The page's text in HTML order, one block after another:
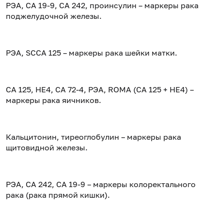
РЭА, CA 19-9, СA 242, проинсулин – маркеры рака
поджелудочной железы.
РЭА, SCCA 125 – маркеры рака шейки матки.
CA 125, HE4, CA 72-4, РЭА, ROMA (CA 125 + HE4) –
маркеры рака яичников.
Кальцитонин, тиреоглобулин – маркеры рака
щитовидной железы.
РЭА, СА 242, СА 19-9 – маркеры колоректального
рака (рака прямой кишки).